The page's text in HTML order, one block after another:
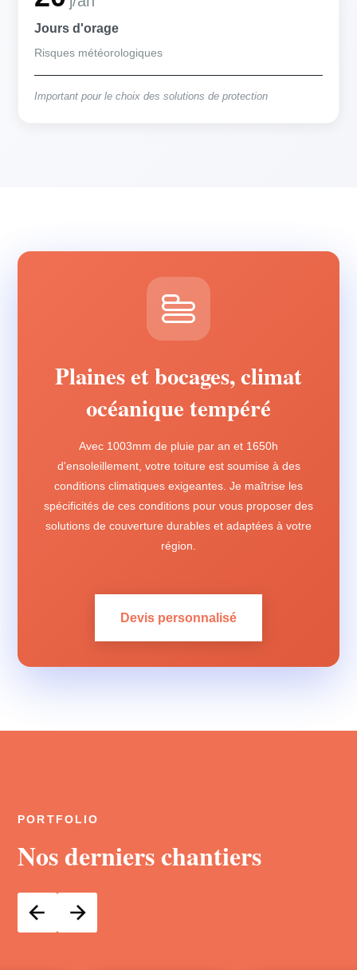
Jours d'orage
Risques météorologiques
Important pour le choix des solutions de protection
Plaines et bocages, climat
océanique tempéré
Avec 1003mm de pluie par an et 1650h
d'ensoleillement, votre toiture est soumise à des
conditions climatiques exigeantes. Je maîtrise les
spécificités de ces conditions pour vous proposer des
solutions de couverture durables et adaptées à votre
région.
Devis personnalisé
PORTFOLIO
Nos derniers chantiers